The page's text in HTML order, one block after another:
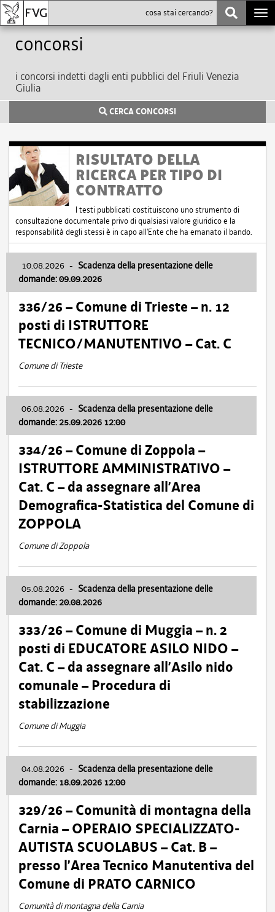
Concorsi
i concorsi indetti dagli enti pubblici del Friuli Venezia
Giulia
CERCA CONCORSI
RISULTATO DELLA
RICERCA PER TIPO DI
CONTRATTO
I testi pubblicati costituiscono uno strumento di
consultazione documentale privo di qualsiasi valore giuridico e la
responsabilità degli stessi è in capo all'Ente che ha emanato il bando.
10.08.2026 - Scadenza della presentazione delle
domande: 09.09.2026
336/26 – Comune di Trieste – n. 12
posti di ISTRUTTORE
TECNICO/MANUTENTIVO – Cat. C
Comune di Trieste
06.08.2026 - Scadenza della presentazione delle
domande: 25.09.2026 12:00
334/26 – Comune di Zoppola –
ISTRUTTORE AMMINISTRATIVO –
Cat. C – da assegnare all’Area
Demografica-Statistica del Comune di
ZOPPOLA
Comune di Zoppola
05.08.2026 - Scadenza della presentazione delle
domande: 20.08.2026
333/26 – Comune di Muggia – n. 2
posti di EDUCATORE ASILO NIDO –
Cat. C – da assegnare all’Asilo nido
comunale – Procedura di
stabilizzazione
Comune di Muggia
04.08.2026 - Scadenza della presentazione delle
domande: 18.09.2026 12:00
329/26 – Comunità di montagna della
Carnia – OPERAIO SPECIALIZZATO-
AUTISTA SCUOLABUS – Cat. B –
presso l’Area Tecnico Manutentiva del
Comune di PRATO CARNICO
Comunità di montagna della Carnia